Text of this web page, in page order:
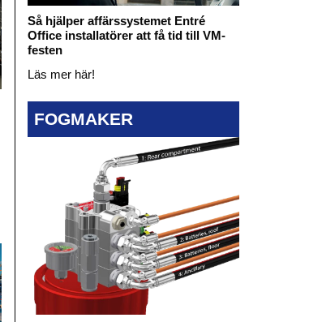
Så hjälper affärssystemet Entré
Office installatörer att få tid till VM-
festen
Läs mer här!
FOGMAKER